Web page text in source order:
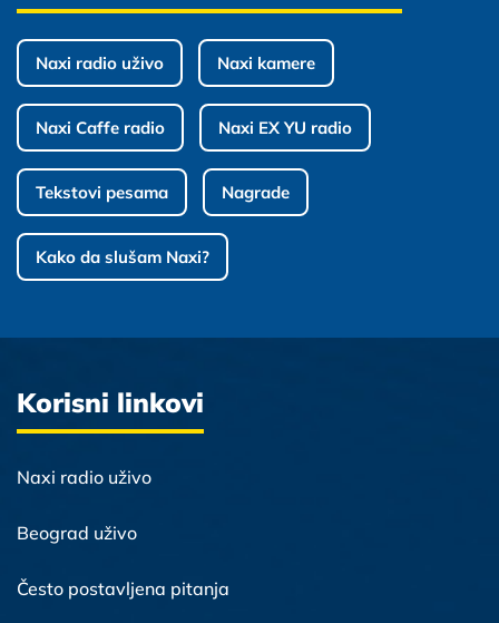
Naxi radio uživo Naxi kamere
Naxi Caffe radio Naxi EX YU radio
Tekstovi pesama Nagrade
Kako da slušam Naxi?
Korisni linkovi
Naxi radio uživo
Beograd uživo
Često postavljena pitanja